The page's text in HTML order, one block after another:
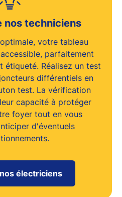
nos techniciens
votre tableau
accessible, parfaitement
étiqueté. Réalisez un test
différentiels en
test. La vérification
capacité à protéger
foyer tout en vous
d'éventuels
électriciens